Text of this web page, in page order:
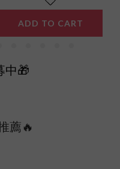
ADD TO CART
中🎁
薦🔥